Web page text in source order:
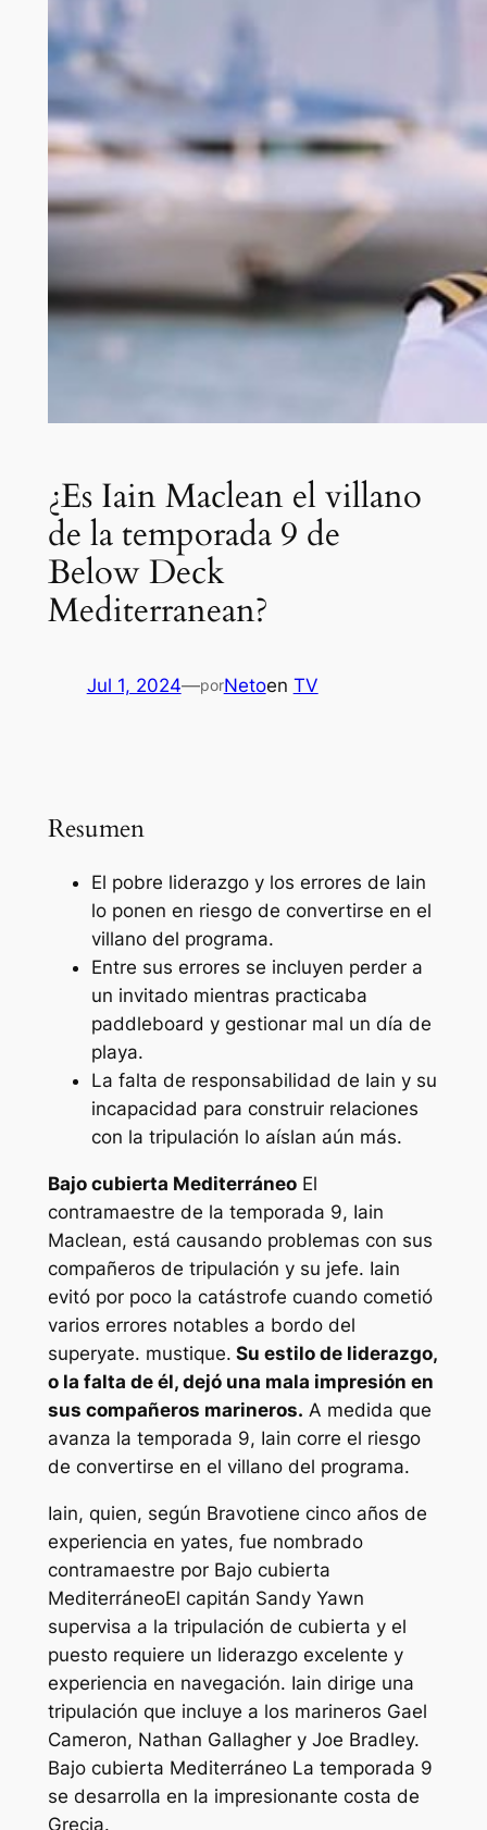
¿Es Iain Maclean el villano
de la temporada 9 de
Below Deck
Mediterranean?
Jul 1, 2024—porNetoen TV
Resumen
El pobre liderazgo y los errores de Iain
lo ponen en riesgo de convertirse en el
villano del programa.
Entre sus errores se incluyen perder a
un invitado mientras practicaba
paddleboard y gestionar mal un día de
playa.
La falta de responsabilidad de Iain y su
incapacidad para construir relaciones
con la tripulación lo aíslan aún más.
Bajo cubierta MediterráneoEl
contramaestre de la temporada 9, Iain
Maclean, está causando problemas con sus
compañeros de tripulación y su jefe. Iain
evitó por poco la catástrofe cuando cometió
varios errores notables a bordo del
superyate. mustique. Su estilo de liderazgo,
o la falta de él, dejó una mala impresión en
sus compañeros marineros. A medida que
avanza la temporada 9, Iain corre el riesgo
de convertirse en el villano del programa.
Iain, quien, según Bravotiene cinco años de
experiencia en yates, fue nombrado
contramaestre por Bajo cubierta
MediterráneoEl capitán Sandy Yawn
supervisa a la tripulación de cubierta y el
puesto requiere un liderazgo excelente y
experiencia en navegación. Iain dirige una
tripulación que incluye a los marineros Gael
Cameron, Nathan Gallagher y Joe Bradley.
Bajo cubierta MediterráneoLa temporada 9
se desarrolla en la impresionante costa de
Grecia.